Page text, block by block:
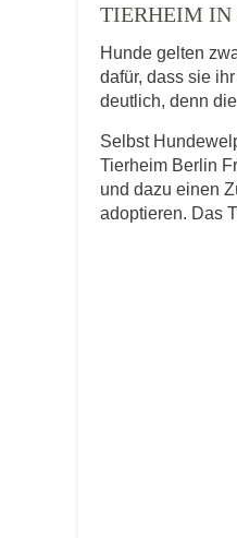
E-
TIERHEIM IN
Hunde gelten
dafür, dass sie
deutlich, denn
Selbst
Tierheim Berlin
und dazu einen
adoptieren. Das